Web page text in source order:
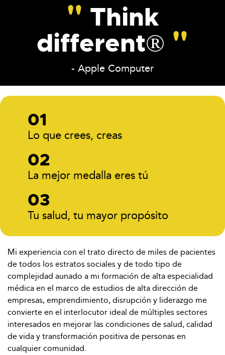
Think
different®
- Apple Computer
Lo que crees, creas
La mejor medalla eres tú
Tu salud, tu mayor propósito
Mi experiencia con el trato directo de miles de pacientes
de todos los estratos sociales y de todo tipo de
complejidad aunado a mi formación de alta especialidad
médica en el marco de estudios de alta dirección de
empresas, emprendimiento, disrupción y liderazgo me
convierte en el interlocutor ideal de múltiples sectores
interesados en mejorar las condiciones de salud, calidad
de vida y transformación positiva de personas en
cualquier comunidad.